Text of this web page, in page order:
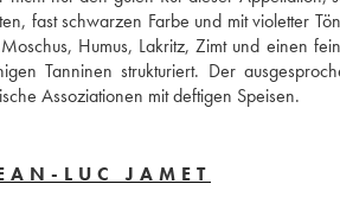
fast schwarzen Farbe und mit violetter
Humus, Lakritz, Zimt und einen
Tanninen strukturiert. Der
Assoziationen mit deftigen Speisen.
LUC JAMET